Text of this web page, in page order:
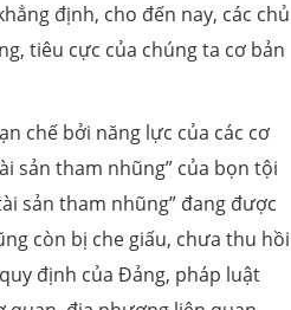
định, cho đến nay, các chủ
tiêu cực của chúng ta cơ bản
chế bởi năng lực của các cơ
sản tham nhũng” của bọn tội
sản tham nhũng” đang được
còn bị che giấu, chưa thu hồi
định của Đảng, pháp luật